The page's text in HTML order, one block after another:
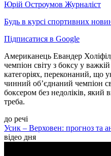
Юрій Остроумов Журналіст
Будь в курсі спортивних
Підписатися в Google
Американець Евандер
чемпіон світу з боксу у
категоріях, переконаний, що
чинний об’єднаний чемпіон
боксером без недоліків, який
треба.
до речі
Усик – Верховен: прогноз та
відео дня